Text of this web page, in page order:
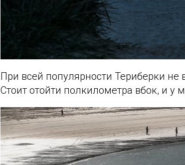
При всей популярности Териберки
Стоит отойти полкилометра вбок, и у